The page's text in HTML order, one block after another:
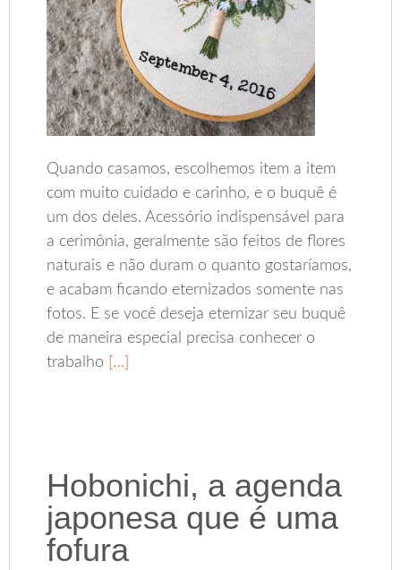
Quando casamos, escolhemos item a item
com muito cuidado e carinho, e o buquê é
um dos deles. Acessório indispensável para
a cerimônia, geralmente são feitos de flores
naturais e não duram o quanto gostaríamos,
e acabam ficando eternizados somente nas
fotos. E se você deseja eternizar seu buquê
de maneira especial precisa conhecer o
trabalho […]
Hobonichi, a agenda
japonesa que é uma
fofura